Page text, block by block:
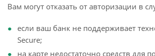
Вам могут отказать от авторизации в
если ваш банк не поддерживает
Secure;
на карте недостаточно средств для